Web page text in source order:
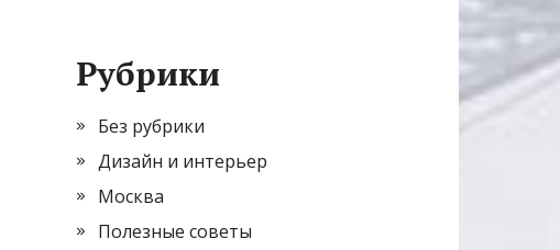
Рубрики
Без рубрики
Дизайн и интерьер
Москва
Полезные советы